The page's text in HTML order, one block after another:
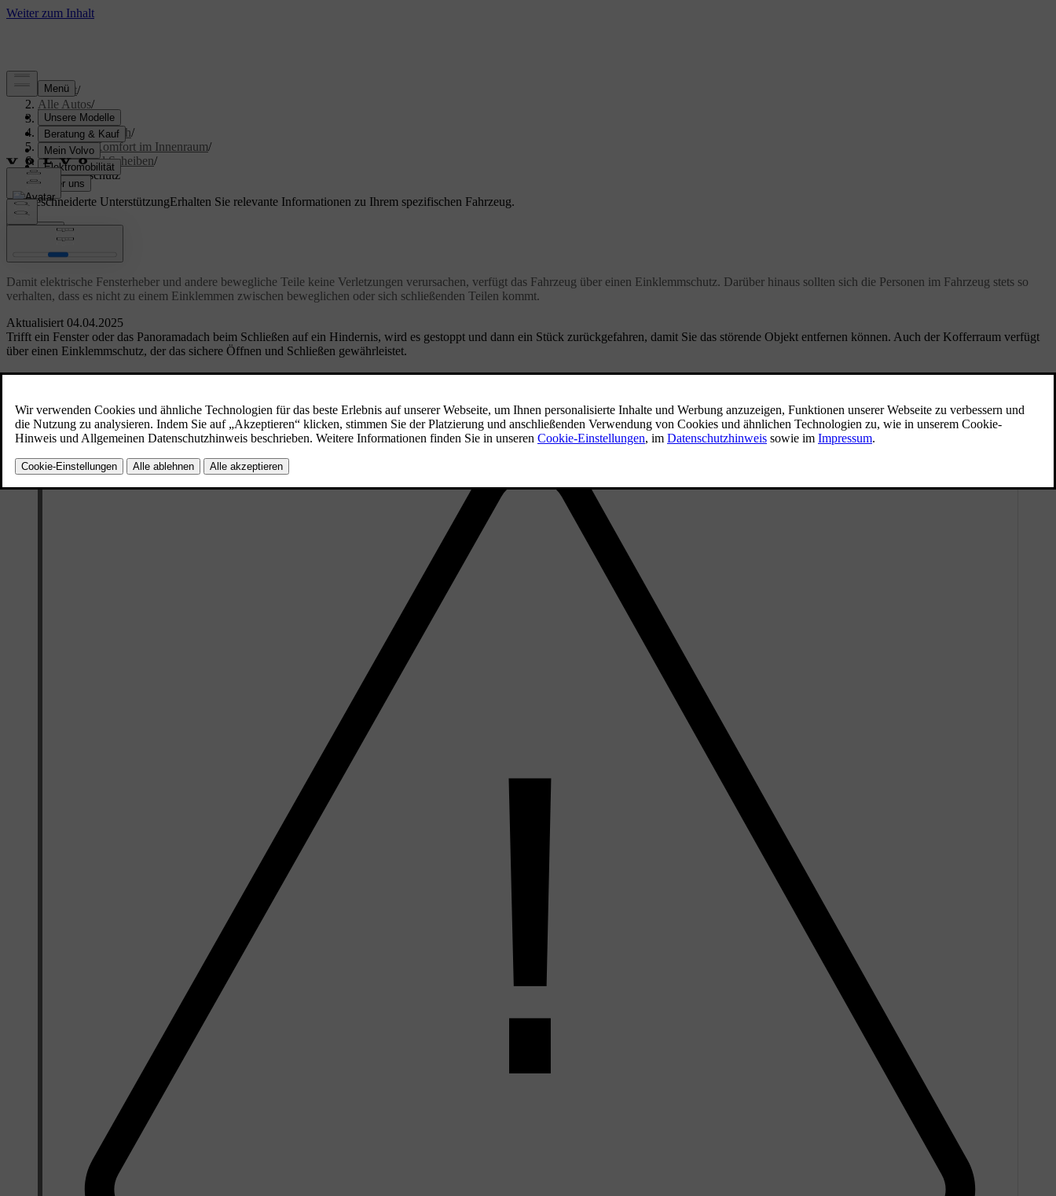
Support/
Alle Autos/
S60 2024/
Benutzerhandbuch/
Klima und Komfort im Innenraum/
Fenster und Scheiben/
Einklemmschutz
Maßgeschneiderte UnterstützungErhalten Sie relevante Informationen zu Ihrem spezifischen Fahrzeug.
Anmelden
Aktualisiert 04.04.2025
Einklemmschutz
Damit elektrische Fensterheber und andere bewegliche Teile keine Verletzungen verursachen, verfügt das Fahrzeug über einen Einklemmschutz. Darüber hinaus sollten sich die Personen im Fahrzeug stets so
verhalten, dass es nicht zu einem Einklemmen zwischen beweglichen oder sich schließenden Teilen kommt.
Trifft ein Fenster oder das Panoramadach beim Schließen auf ein Hindernis, wird es gestoppt und dann ein Stück zurückgefahren, damit Sie das störende Objekt entfernen können. Auch der Kofferraum verfügt
über einen Einklemmschutz, der das sichere Öffnen und Schließen gewährleistet.